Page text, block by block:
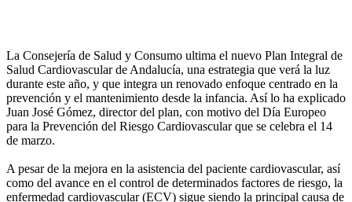
La Consejería de Salud y Consumo ultima el nuevo Plan Integral de
Salud Cardiovascular de Andalucía, una estrategia que verá la luz
durante este año, y que integra un renovado enfoque centrado en la
prevención y el mantenimiento desde la infancia. Así lo ha explicado
Juan José Gómez, director del plan, con motivo del Día Europeo
para la Prevención del Riesgo Cardiovascular que se celebra el 14
de marzo.
A pesar de la mejora en la asistencia del paciente cardiovascular, así
como del avance en el control de determinados factores de riesgo, la
enfermedad cardiovascular (ECV) sigue siendo la principal causa de